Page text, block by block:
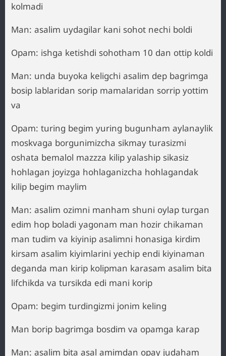
kolmadi
Man: asalim uydagilar kani sohot nechi boldi
Opam: ishga ketishdi sohotham 10 dan ottip koldi
Man: unda buyoka keligchi asalim dep bagrimga
bosip lablaridan sorip mamalaridan sorrip yottim
va
Opam: turing begim yuring bugunham aylanaylik
moskvaga borgunimizcha sikmay turasizmi
oshata bemalol mazzza kilip yalaship sikasiz
hohlagan joyizga hohlaganizcha hohlagandak
kilip begim maylim
Man: asalim ozimni manham shuni oylap turgan
edim hop boladi yagonam man hozir chikaman
man tudim va kiyinip asalimni honasiga kirdim
kirsam asalim kiyimlarini yechip endi kiyinaman
deganda man kirip kolipman karasam asalim bita
lifchikda va tursikda edi mani korip
Opam: begim turdingizmi jonim keling
Man borip bagrimga bosdim va opamga karap
Man: asalim bita asal amimdan opay judaham